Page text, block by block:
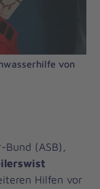
von
(ASB),
Hilfen vor